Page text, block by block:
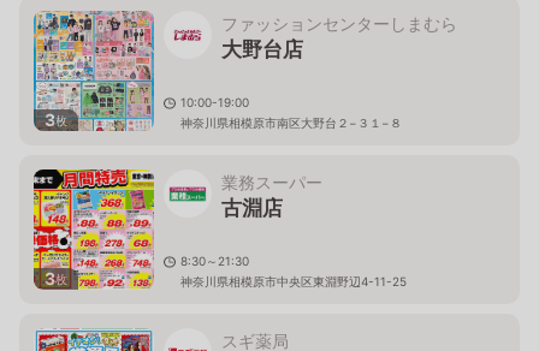
3枚
ファッションセンターしまむら
大野台店
10:00-19:00
神奈川県相模原市南区大野台２−３１−８
3枚
業務スーパー
古淵店
8:30～21:30
神奈川県相模原市中央区東淵野辺4-11-25
スギ薬局